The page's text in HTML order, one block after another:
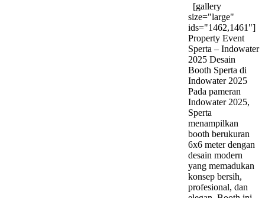
[gallery
size="large"
ids="1462,1461"]
Property Event
Sperta – Indowater
2025 Desain
Booth Sperta di
Indowater 2025
Pada pameran
Indowater 2025,
Sperta
menampilkan
booth berukuran
6x6 meter dengan
desain modern
yang memadukan
konsep bersih,
profesional, dan